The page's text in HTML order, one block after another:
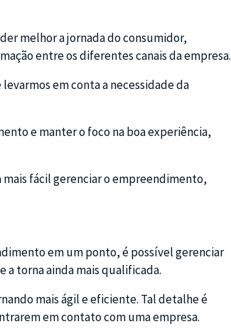
melhor a jornada do consumidor,
entre os diferentes canais da empresa.
em conta a necessidade da
e manter o foco na boa experiência,
fácil gerenciar o empreendimento,
em um ponto, é possível gerenciar
a torna ainda mais qualificada.
mais ágil e eficiente. Tal detalhe é
em contato com uma empresa.